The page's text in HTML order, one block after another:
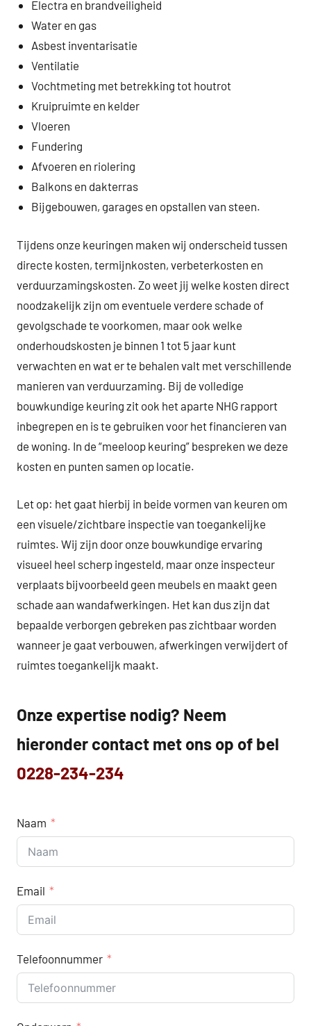
Electra en brandveiligheid
Water en gas
Asbest inventarisatie
Ventilatie
Vochtmeting met betrekking tot houtrot
Kruipruimte en kelder
Vloeren
Fundering
Afvoeren en riolering
Balkons en dakterras
Bijgebouwen, garages en opstallen van steen.
Tijdens onze keuringen maken wij onderscheid tussen
directe kosten, termijnkosten, verbeterkosten en
verduurzamingskosten. Zo weet jij welke kosten direct
noodzakelijk zijn om eventuele verdere schade of
gevolgschade te voorkomen, maar ook welke
onderhoudskosten je binnen 1 tot 5 jaar kunt
verwachten en wat er te behalen valt met verschillende
manieren van verduurzaming. Bij de volledige
bouwkundige keuring zit ook het aparte NHG rapport
inbegrepen en is te gebruiken voor het financieren van
de woning. In de “meeloop keuring” bespreken we deze
kosten en punten samen op locatie.
Let op: het gaat hierbij in beide vormen van keuren om
een visuele/zichtbare inspectie van toegankelijke
ruimtes. Wij zijn door onze bouwkundige ervaring
visueel heel scherp ingesteld, maar onze inspecteur
verplaats bijvoorbeeld geen meubels en maakt geen
schade aan wandafwerkingen. Het kan dus zijn dat
bepaalde verborgen gebreken pas zichtbaar worden
wanneer je gaat verbouwen, afwerkingen verwijdert of
ruimtes toegankelijk maakt.
Onze expertise nodig? Neem
hieronder contact met ons op of bel
0228-234-234
Naam
Email
Telefoonnummer